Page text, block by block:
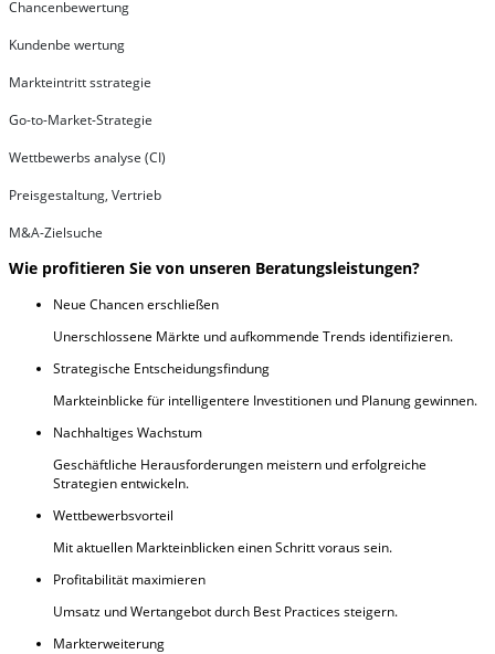
Chancenbewertung
Kundenbe wertung
Markteintritt sstrategie
Go-to-Market-Strategie
Wettbewerbs analyse (CI)
Preisgestaltung, Vertrieb
M&A-Zielsuche
Wie profitieren Sie von unseren Beratungsleistungen?
Neue Chancen erschließen
Unerschlossene Märkte und aufkommende Trends identifizieren.
Strategische Entscheidungsfindung
Markteinblicke für intelligentere Investitionen und Planung gewinnen.
Nachhaltiges Wachstum
Geschäftliche Herausforderungen meistern und erfolgreiche
Strategien entwickeln.
Wettbewerbsvorteil
Mit aktuellen Markteinblicken einen Schritt voraus sein.
Profitabilität maximieren
Umsatz und Wertangebot durch Best Practices steigern.
Markterweiterung